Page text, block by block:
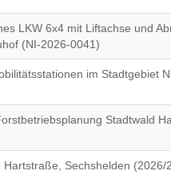
LKW 6x4 mit Liftachse und
(NI-2026-0041)
im Stadtgebiet
Stadtwald
Hartstraße, Sechshelden (2026/